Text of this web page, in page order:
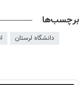
برچسب‌ها
دانشگاه لرستان